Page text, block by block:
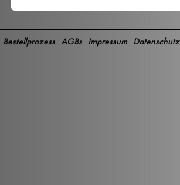
Datenschutz
Impressum
AGBs
Bestellprozess